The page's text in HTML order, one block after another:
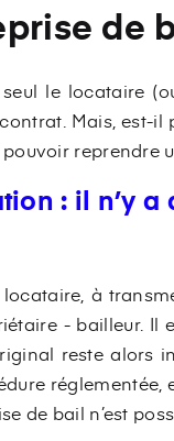
de
le locataire
Mais, est-
reprendre
: il n’y
à
- bailleur.
reste alors
de bail n’est